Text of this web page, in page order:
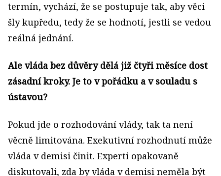
termín, vychází, že se postupuje tak, aby věci
šly kupředu, tedy že se hodnotí, jestli se vedou
reálná jednání.
Ale vláda bez důvěry dělá již čtyři měsíce dost
zásadní kroky. Je to v pořádku a v souladu s
ústavou?
Pokud jde o rozhodování vlády, tak ta není
věcně limitována. Exekutivní rozhodnutí může
vláda v demisi činit. Experti opakovaně
diskutovali, zda by vláda v demisi neměla být